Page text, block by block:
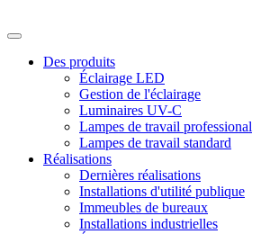
Des produits
Éclairage LED
Gestion de l'éclairage
Luminaires UV-C
Lampes de travail professional
Lampes de travail standard
Réalisations
Dernières réalisations
Installations d'utilité publique
Immeubles de bureaux
Installations industrielles